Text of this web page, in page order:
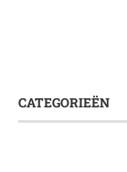
CATEGORIEËN